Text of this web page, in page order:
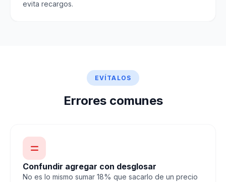
evita recargos.
EVÍTALOS
Errores comunes
Confundir agregar con desglosar
No es lo mismo sumar 18% que sacarlo de un precio